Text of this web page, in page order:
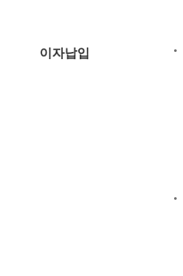
이자납입